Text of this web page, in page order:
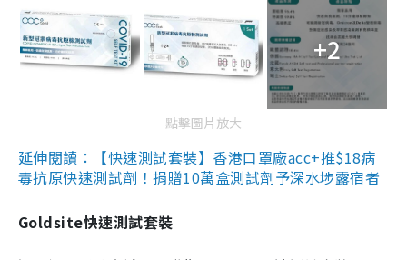
+2
點擊圖片放大
延伸閱讀：【快速測試套裝】香港口罩廠acc+推$18病
毒抗原快速測試劑！捐贈10萬盒測試劑予深水埗露宿者
Goldsite快速測試套裝